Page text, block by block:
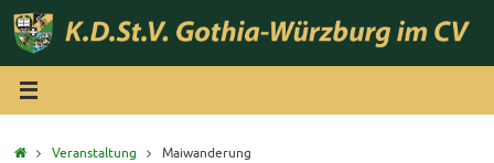
Zum
Inhalt
springen
StartVeranstaltung Maiwanderung